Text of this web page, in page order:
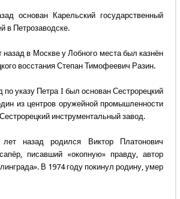
основан Карельский государственный
в Петрозаводске.
назад в Москве у Лобного места был казнён
восстания Степан Тимофеевич Разин.
по указу Петра I был основан Сестрорецкий
из центров оружейной промышленности
инструментальный завод.
назад родился Виктор Платонович
писавший «окопную» правду, автор
В 1974 году покинул родину, умер